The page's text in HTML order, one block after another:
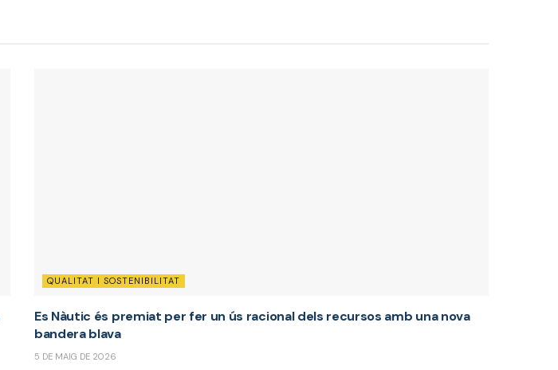
QUALITAT I SOSTENIBILITAT
Es Nàutic és premiat per fer un ús racional dels recursos amb una nova
bandera blava
5 DE MAIG DE 2026